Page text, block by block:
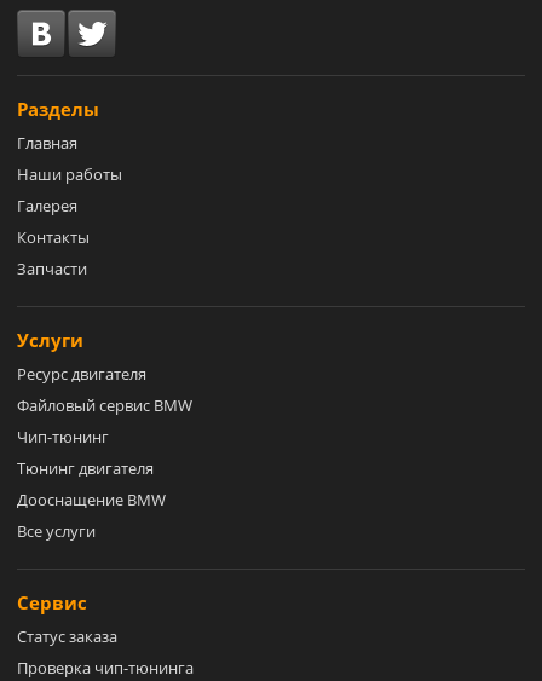
Разделы
Главная
Наши работы
Галерея
Контакты
Запчасти
Услуги
Ресурс двигателя
Файловый сервис BMW
Чип-тюнинг
Тюнинг двигателя
Дооснащение BMW
Все услуги
Сервис
Статус заказа
Проверка чип-тюнинга